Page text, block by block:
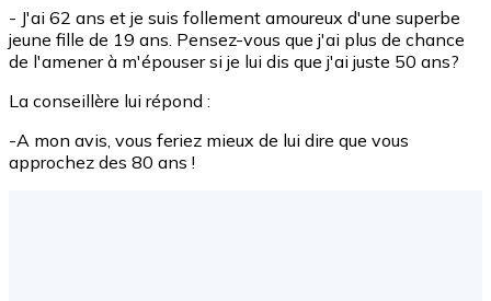
- J'ai 62 ans et je suis follement amoureux d'une superbe
jeune fille de 19 ans. Pensez-vous que j'ai plus de chance
de l'amener à m'épouser si je lui dis que j'ai juste 50 ans?
La conseillère lui répond :
-A mon avis, vous feriez mieux de lui dire que vous
approchez des 80 ans !